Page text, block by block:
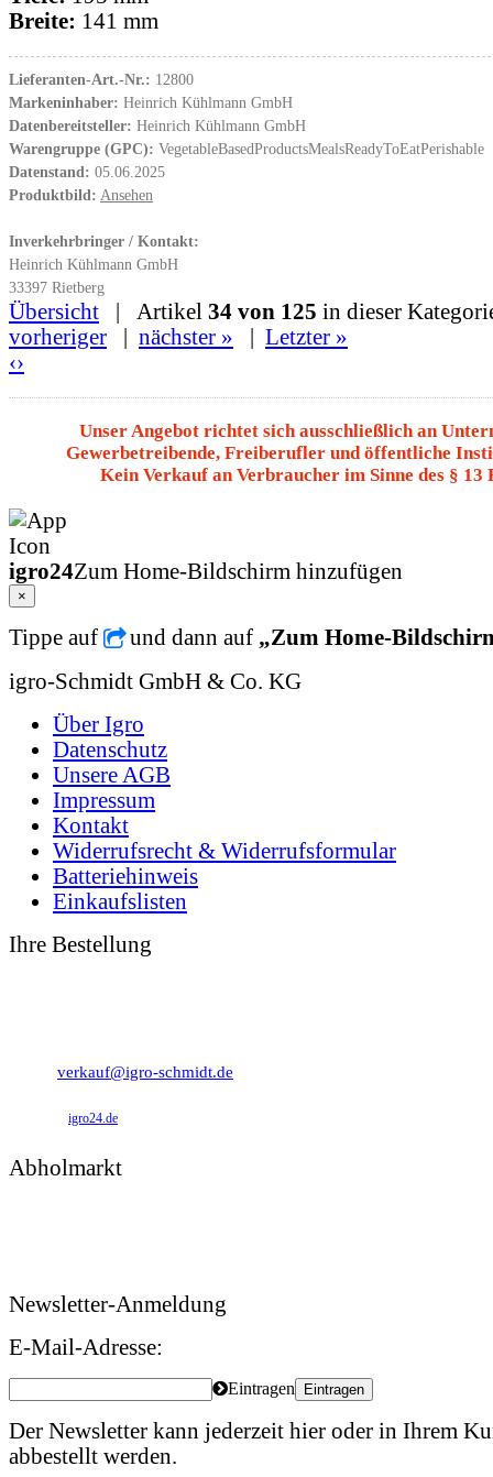
Breite: 141 mm
Lieferanten-Art.-Nr.: 12800
Markeninhaber: Heinrich Kühlmann GmbH
Datenbereitsteller: Heinrich Kühlmann GmbH
Warengruppe (GPC): VegetableBasedProductsMealsReadyToEatPerishable
Datenstand: 05.06.2025
Produktbild: Ansehen
Inverkehrbringer / Kontakt:
Heinrich Kühlmann GmbH
33397 Rietberg
Übersicht | Artikel 34 von 125 in dieser
vorheriger | nächster » | Letzter »
‹›
Unser Angebot richtet sich ausschließlich an
Gewerbetreibende, Freiberufler und öffentliche
Kein Verkauf an Verbraucher im Sinne des § 13
igro24Zum Home-Bildschirm hinzufügen
×
Tippe auf und dann auf „Zum Home-
igro-Schmidt GmbH & Co. KG
Über Igro
Datenschutz
Unsere AGB
Impressum
Kontakt
Widerrufsrecht & Widerrufsformular
Batteriehinweis
Einkaufslisten
Ihre Bestellung
verkauf@igro-schmidt.de
igro24.de
Abholmarkt
Newsletter-Anmeldung
E-Mail-Adresse:
Eintragen Eintragen
Der Newsletter kann jederzeit hier oder in Ihrem
abbestellt werden.